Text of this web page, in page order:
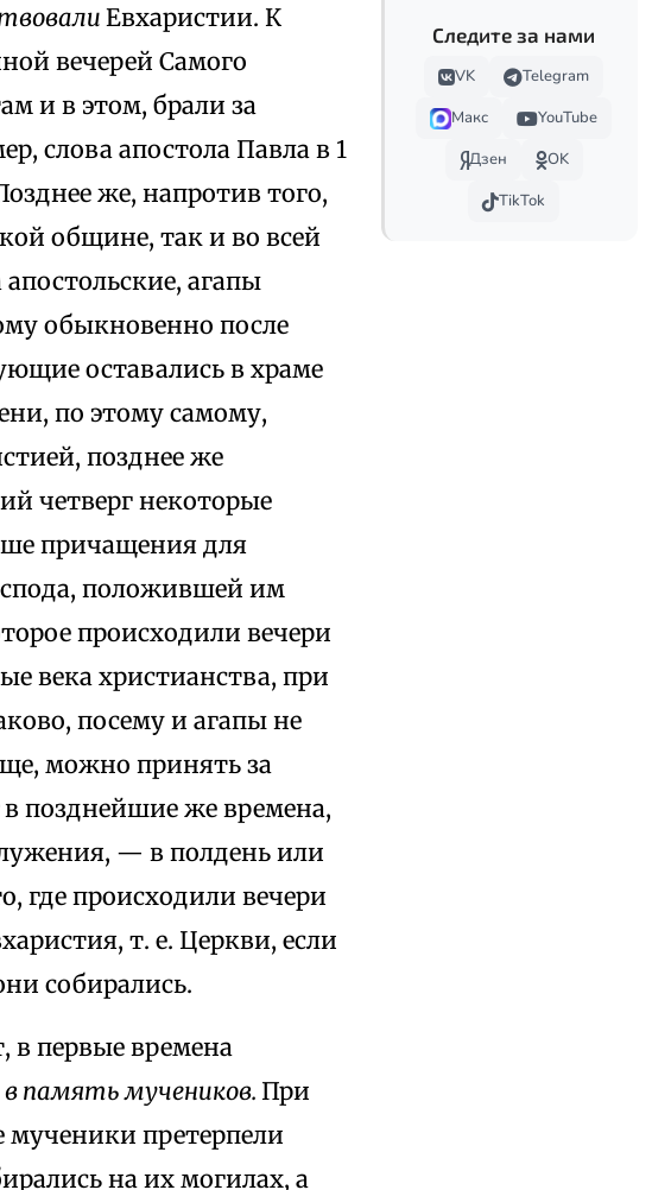
Евхаристии. К
вечерей Самого
и в этом, брали за
слова апостола Павла в 1
же, напротив того,
общине, так и во всей
агапы
обыкновенно после
оставались в храме
по этому самому,
позднее же
четверг некоторые
причащения для
положившей им
происходили вечери
века христианства, при
посему и агапы не
можно принять за
в позднейшие же времена,
— в полдень или
где происходили вечери
т. е. Церкви, если
собирались.
в первые времена
в память мучеников. При
претерпели
на их могилах, а
Следите за нами
VK
Telegram
Макс
YouTube
Дзен
OK
TikTok